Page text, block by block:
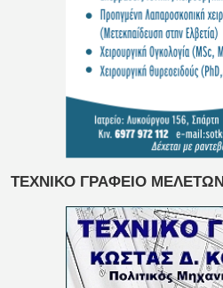
ΤΕΧΝΙΚΟ ΓΡΑΦΕΙΟ ΜΕΛΕΤΩΝ